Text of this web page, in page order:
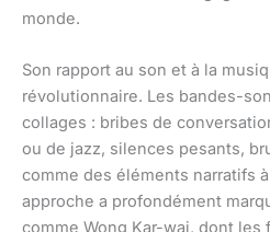
monde.
Son rapport au son et à la
révolutionnaire. Les bandes-
collages : bribes de
ou de jazz, silences pesants,
comme des éléments narratifs
approche a profondément